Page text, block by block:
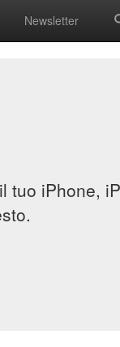
Newsletter
tuo iPhone,